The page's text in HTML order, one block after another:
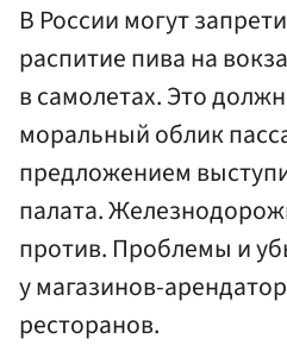
В России могут
распитие пива на
в самолетах. Это
моральный облик
предложением
палата.
против. Проблемы и
у магазинов-
ресторанов.